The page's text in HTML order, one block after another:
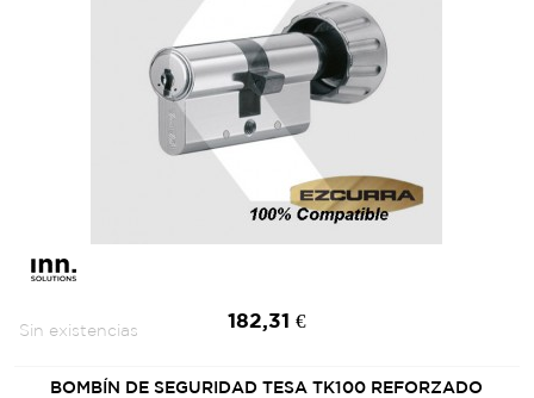
182,31 €
Sin existencias
BOMBÍN DE SEGURIDAD TESA TK100 REFORZADO